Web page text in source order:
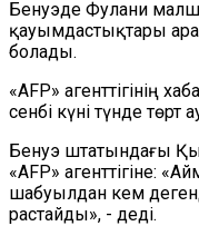
Бенуэде Фулани
қауымдастықтары
болады.
«AFP» агенттігінің
сенбі күні түнде
Бенуэ штатындағы
«AFP» агенттігіне:
шабуылдан кем
растайды», - деді.